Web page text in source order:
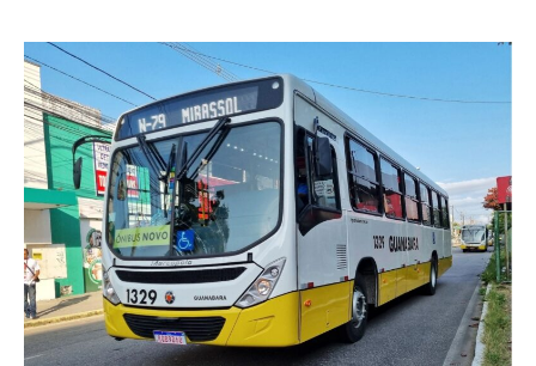
Motorista
de
ônibus
da
linha
é
agredido
durante